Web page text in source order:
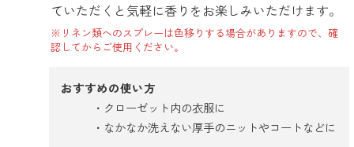
ていただくと気軽に香りをお楽しみいただけます。
※リネン類へのスプレーは色移りする場合がありますので、確
認してからご使用ください。
おすすめの使い方
クローゼット内の衣服に
なかなか洗えない厚手のニットやコートなどに